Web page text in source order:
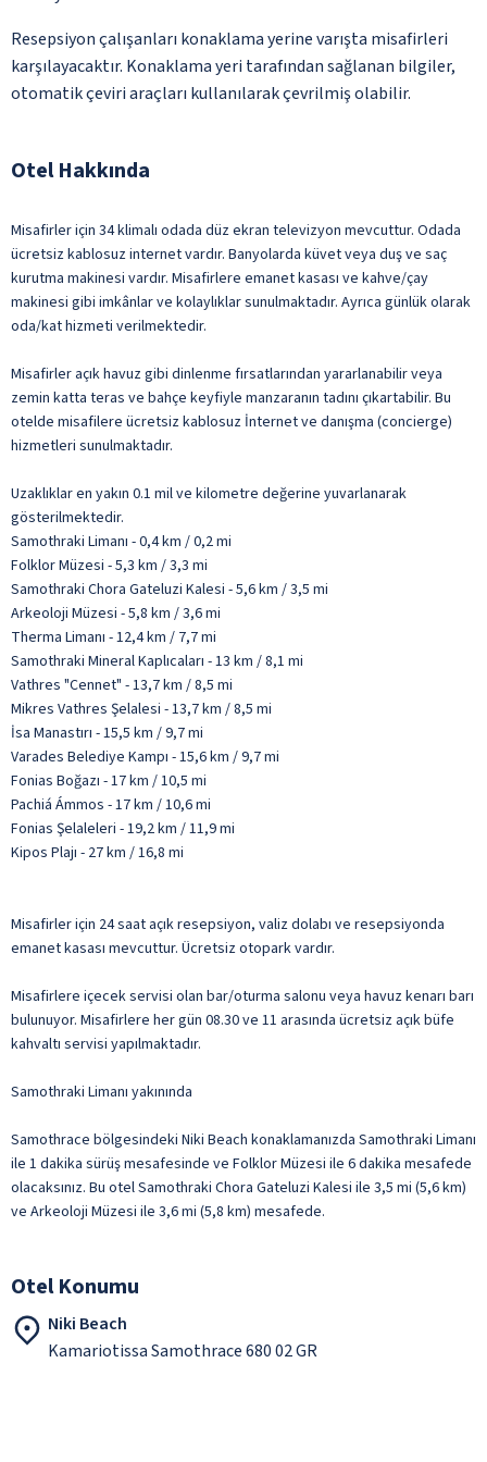
Resepsiyon çalışanları konaklama yerine varışta misafirleri
karşılayacaktır. Konaklama yeri tarafından sağlanan bilgiler,
otomatik çeviri araçları kullanılarak çevrilmiş olabilir.
Otel Hakkında
Misafirler için 34 klimalı odada düz ekran televizyon mevcuttur. Odada
ücretsiz kablosuz internet vardır. Banyolarda küvet veya duş ve saç
kurutma makinesi vardır. Misafirlere emanet kasası ve kahve/çay
makinesi gibi imkânlar ve kolaylıklar sunulmaktadır. Ayrıca günlük olarak
oda/kat hizmeti verilmektedir.
Misafirler açık havuz gibi dinlenme fırsatlarından yararlanabilir veya
zemin katta teras ve bahçe keyfiyle manzaranın tadını çıkartabilir. Bu
otelde misafilere ücretsiz kablosuz İnternet ve danışma (concierge)
hizmetleri sunulmaktadır.
Uzaklıklar en yakın 0.1 mil ve kilometre değerine yuvarlanarak
gösterilmektedir.
Samothraki Limanı - 0,4 km / 0,2 mi
Folklor Müzesi - 5,3 km / 3,3 mi
Samothraki Chora Gateluzi Kalesi - 5,6 km / 3,5 mi
Arkeoloji Müzesi - 5,8 km / 3,6 mi
Therma Limanı - 12,4 km / 7,7 mi
Samothraki Mineral Kaplıcaları - 13 km / 8,1 mi
Vathres "Cennet" - 13,7 km / 8,5 mi
Mikres Vathres Şelalesi - 13,7 km / 8,5 mi
İsa Manastırı - 15,5 km / 9,7 mi
Varades Belediye Kampı - 15,6 km / 9,7 mi
Fonias Boğazı - 17 km / 10,5 mi
Pachiá Ámmos - 17 km / 10,6 mi
Fonias Şelaleleri - 19,2 km / 11,9 mi
Kipos Plajı - 27 km / 16,8 mi
Misafirler için 24 saat açık resepsiyon, valiz dolabı ve resepsiyonda
emanet kasası mevcuttur. Ücretsiz otopark vardır.
Misafirlere içecek servisi olan bar/oturma salonu veya havuz kenarı barı
bulunuyor. Misafirlere her gün 08.30 ve 11 arasında ücretsiz açık büfe
kahvaltı servisi yapılmaktadır.
Samothraki Limanı yakınında
Samothrace bölgesindeki Niki Beach konaklamanızda Samothraki Limanı
ile 1 dakika sürüş mesafesinde ve Folklor Müzesi ile 6 dakika mesafede
olacaksınız. Bu otel Samothraki Chora Gateluzi Kalesi ile 3,5 mi (5,6 km)
ve Arkeoloji Müzesi ile 3,6 mi (5,8 km) mesafede.
Otel Konumu
Niki Beach
Kamariotissa Samothrace 680 02 GR